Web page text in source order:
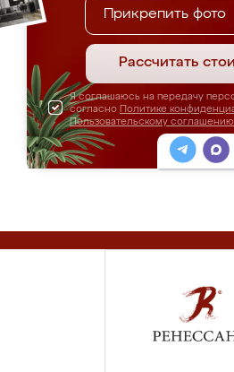
Прикрепить фото
Рассчитать
Я соглашаюсь на передачу
согласно Политике
Пользовательскому соглашению